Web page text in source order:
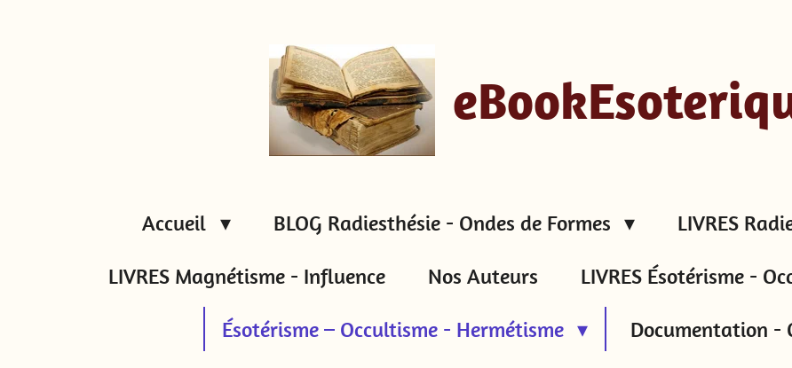
Accueil BLOG Radiesthésie - Ondes de Formes
LIVRES
LIVRES Magnétisme - Influence
Nos Auteurs LIVRES Ésotérisme -
Ésotérisme – Occultisme - Hermétisme
Documentation -